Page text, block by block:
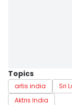
Topics
artis india Sri
Aktris India